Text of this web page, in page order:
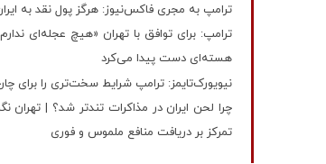
ترامپ به مجری فاکس‌نیوز: هرگز پول نقد به
هسته‌ای دست پیدا می‌کرد
نیویورک‌تایمز: ترامپ شرایط سخت‌تری را برای
چرا لحن ایران در مذاکرات تندتر شد؟ |
تمرکز بر دریافت منافع ملموس و فوری